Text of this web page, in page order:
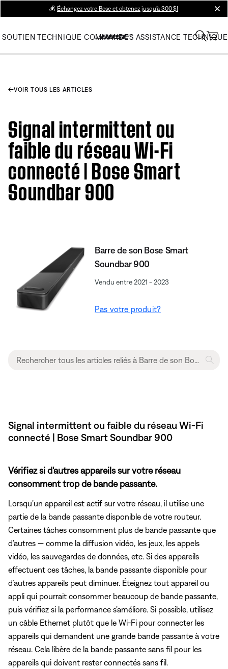
💰 Échangez votre Bose et obtenez jusqu’à 300 $!
SOUTIEN TECHNIQUE COMMANDES ASSISTANCE TECHNIQUE
VOIR TOUS LES ARTICLES
Signal intermittent ou
faible du réseau Wi-Fi
connecté | Bose Smart
Soundbar 900
Barre de son Bose Smart
Soundbar 900
Vendu entre 2021 - 2023
Pas votre produit?
Signal intermittent ou faible du réseau Wi-Fi
connecté | Bose Smart Soundbar 900
Vérifiez si d'autres appareils sur votre réseau
consomment trop de bande passante.
Lorsqu’un appareil est actif sur votre réseau, il utilise une
partie de la bande passante disponible de votre routeur.
Certaines tâches consomment plus de bande passante que
d’autres — comme la diffusion vidéo, les jeux, les appels
vidéo, les sauvegardes de données, etc. Si des appareils
effectuent ces tâches, la bande passante disponible pour
d’autres appareils peut diminuer. Éteignez tout appareil ou
appli qui pourrait consommer beaucoup de bande passante,
puis vérifiez si la performance s’améliore. Si possible, utilisez
un câble Ethernet plutôt que le Wi-Fi pour connecter les
appareils qui demandent une grande bande passante à votre
réseau. Cela libère de la bande passante sans fil pour les
appareils qui doivent rester connectés sans fil.